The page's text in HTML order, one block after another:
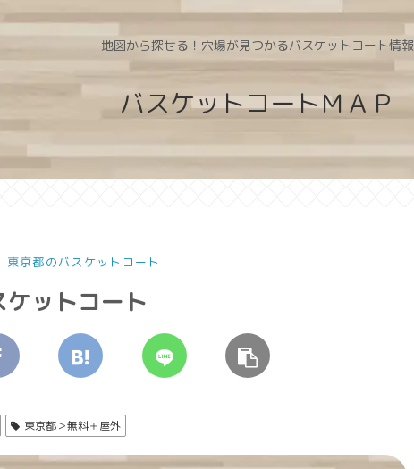
地図から探せる！穴場が見つかるバスケットコート情報
バスケットコートＭＡＰ
京都のバスケットコート
ットコート
東京都＞無料＋屋外